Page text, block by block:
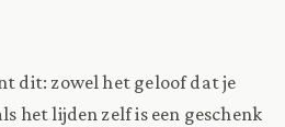
dit: zowel het geloof dat je
het lijden zelf is een geschenk